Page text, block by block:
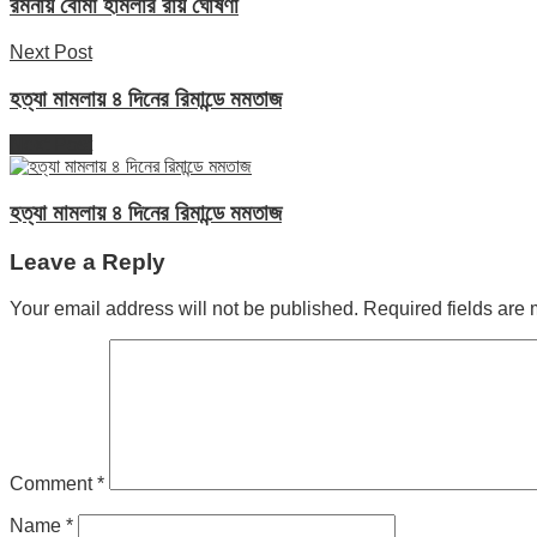
রমনায় বোমা হামলার রায় ঘোষণা
Next Post
হত্যা মামলায় ৪ দিনের রিমান্ডে মমতাজ
হত্যা মামলায় ৪ দিনের রিমান্ডে মমতাজ
Leave a Reply
Your email address will not be published. Required fields are
Comment*
Name *